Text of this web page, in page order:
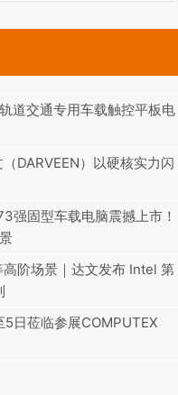
道交通专用车载触控平板电
DARVEEN）以硬核实力闪
强固型车载电脑震撼上市！
阶场景｜达文发布 Intel 第
日莅临参展COMPUTEX